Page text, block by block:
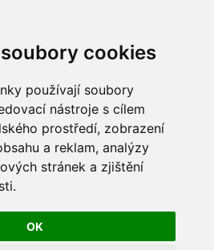
cookies
používají soubory
nástroje s cílem
prostředí, zobrazení
a reklam, analýzy
stránek a zjištění
OK